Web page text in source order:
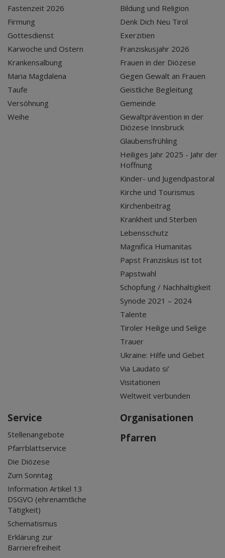
Fastenzeit 2026
Firmung
Gottesdienst
Karwoche und Ostern
Krankensalbung
Maria Magdalena
Taufe
Versöhnung
Weihe
Bildung und Religion
Denk Dich Neu Tirol
Exerzitien
Franziskusjahr 2026
Frauen in der Diözese
Gegen Gewalt an Frauen
Geistliche Begleitung
Gemeinde
Gewaltprävention in der
Diözese Innsbruck
Glaubensfrühling
Heiliges Jahr 2025 - Jahr der
Hoffnung
Kinder- und Jugendpastoral
Kirche und Tourismus
Kirchenbeitrag
Krankheit und Sterben
Lebensschutz
Magnifica Humanitas
Papst Franziskus ist tot
Papstwahl
Schöpfung / Nachhaltigkeit
Synode 2021 – 2024
Talente
Tiroler Heilige und Selige
Trauer
Ukraine: Hilfe und Gebet
Via Laudato si'
Visitationen
Weltweit verbunden
Service
Stellenangebote
Pfarrblattservice
Die Diözese
Zum Sonntag
Information Artikel 13
DSGVO (ehrenamtliche
Tätigkeit)
Schematismus
Erklärung zur
Barrierefreiheit
Organisationen
Pfarren